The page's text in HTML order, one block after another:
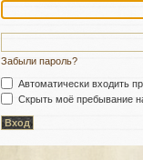
Забыли пароль?
Автоматически входить
Скрыть моё пребывание